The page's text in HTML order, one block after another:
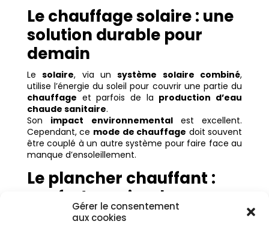
Gérer le consentement
aux cookies
Le chauffage solaire : une
solution durable pour
demain
Lesolaire, via unsystème solaire combiné,
utilise l’énergie du soleil pour couvrir une partie du
chauffage et parfois de la production d’eau
chaude sanitaire.
Son impact environnementalest excellent.
Cependant, ce mode de chauffage doit souvent
être couplé à un autre système pour faire face au
manque d’ensoleillement.
Le plancher chauffant :
confort maximal,
consommation minimale